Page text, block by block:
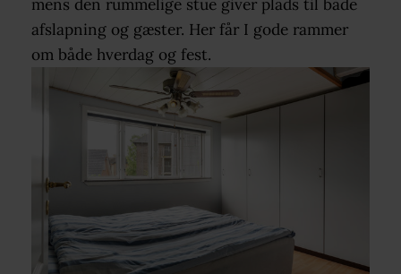
mens den rummelige stue giver plads til både
afslapning og gæster. Her får I gode rammer
om både hverdag og fest.